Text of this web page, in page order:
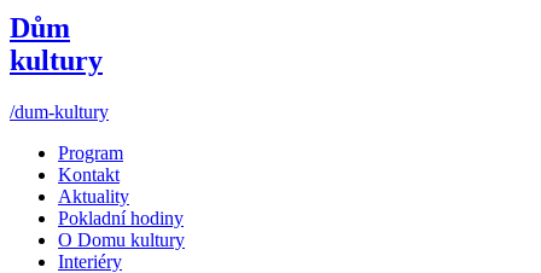
Dům
kultury
/dum-kultury
Program
Kontakt
Aktuality
Pokladní hodiny
O Domu kultury
Interiéry